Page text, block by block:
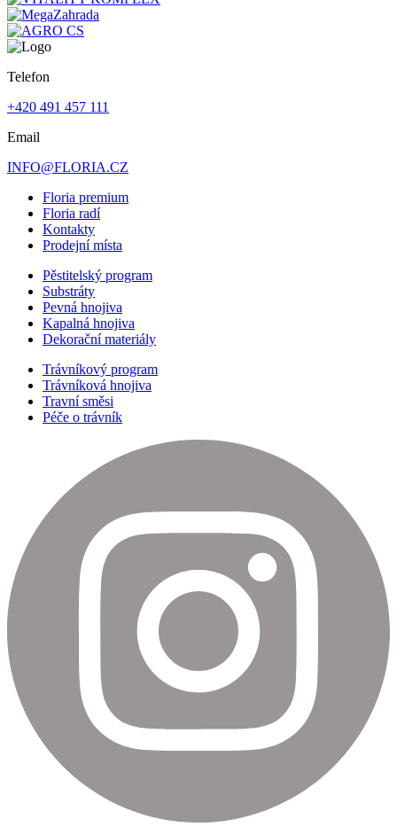
Telefon
+420 491 457 111
Email
INFO@FLORIA.CZ
Floria premium
Floria radí
Kontakty
Prodejní místa
Pěstitelský program
Substráty
Pevná hnojiva
Kapalná hnojiva
Dekorační materiály
Trávníkový program
Trávníková hnojiva
Travní směsi
Péče o trávník